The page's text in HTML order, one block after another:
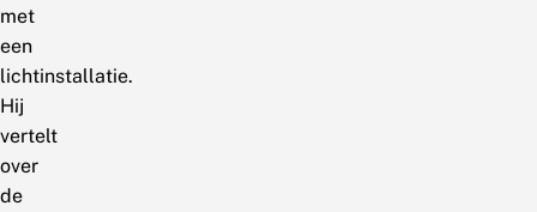
met
een
lichtinstallatie.
Hij
vertelt
over
de